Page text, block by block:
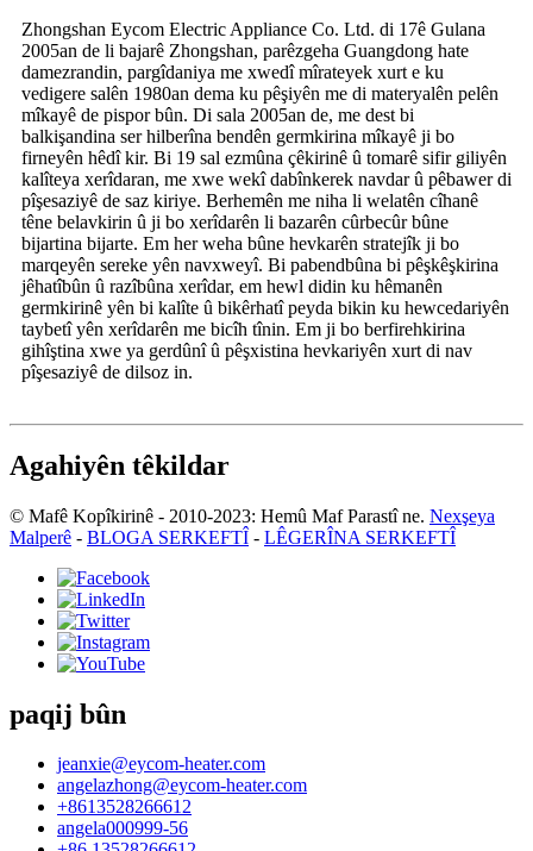
Zhongshan Eycom Electric Appliance Co. Ltd. di 17ê Gulana
2005an de li bajarê Zhongshan, parêzgeha Guangdong hate
damezrandin, pargîdaniya me xwedî mîrateyek xurt e ku
vedigere salên 1980an dema ku pêşiyên me di materyalên pelên
mîkayê de pispor bûn. Di sala 2005an de, me dest bi
balkişandina ser hilberîna bendên germkirina mîkayê ji bo
firneyên hêdî kir. Bi 19 sal ezmûna çêkirinê û tomarê sifir giliyên
kalîteya xerîdaran, me xwe wekî dabînkerek navdar û pêbawer di
pîşesaziyê de saz kiriye. Berhemên me niha li welatên cîhanê
têne belavkirin û ji bo xerîdarên li bazarên cûrbecûr bûne
bijartina bijarte. Em her weha bûne hevkarên stratejîk ji bo
marqeyên sereke yên navxweyî. Bi pabendbûna bi pêşkêşkirina
jêhatîbûn û razîbûna xerîdar, em hewl didin ku hêmanên
germkirinê yên bi kalîte û bikêrhatî peyda bikin ku hewcedariyên
taybetî yên xerîdarên me bicîh tînin. Em ji bo berfirehkirina
gihîştina xwe ya gerdûnî û pêşxistina hevkariyên xurt di nav
pîşesaziyê de dilsoz in.
Agahiyên têkildar
© Mafê Kopîkirinê - 2010-2023: Hemû Maf Parastî ne. Nexşeya
Malperê - BLOGA SERKEFTÎ - LÊGERÎNA SERKEFTÎ
paqij bûn
jeanxie@eycom-heater.com
angelazhong@eycom-heater.com
+8613528266612
angela000999-56